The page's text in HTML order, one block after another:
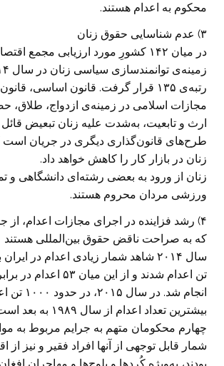
محکوم به اعدام هستند.
۳) عدم شناسایی حقوق زنان
در میان ۱۴۲ کشورِ مورد ارزیابی مجمع
رتبه‌ی ۱۳۵ قرار گرفت. قانون اساسی،
مجازات اسلامی در زمینه‌ی ازدواج، طلاق،
ارث و تابعیت، به‌شدت علیه زنان تبعیض قائل
طرح‌های قانون‌گذاری دیگری در جریان
زنان در بازار کار را کاهش خواهد داد.
زنان از ورود به بعضی رشته‌ای دانشگاهی و
ورزشی مردان محروم هستند.
۴)‌ رشد فزاینده در اجرای مجازات اعدام، از
که به صراحت ناقض حقوق بین‌المللی هستند
تن اعدام شدند و از این
انجام شد. در
بیشترین تعداد اعدام
چهارم محکومان متهم به جرایم مربوط به
شمار قابل توجهی از آنها افراد فقیر و نیز